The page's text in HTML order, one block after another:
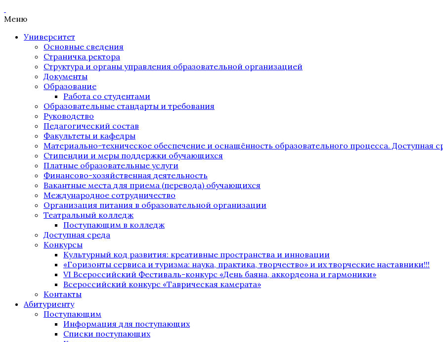
Меню
Университет
Основные сведения
Страничка ректора
Структура и органы управления образовательной организацией
Документы
Образование
Работа со студентами
Образовательные стандарты и требования
Руководство
Педагогический состав
Факультеты и кафедры
Материально-техническое обеспечение и оснащённость образовательного процесса. Доступная
Стипендии и меры поддержки обучающихся
Платные образовательные услуги
Финансово-хозяйственная деятельность
Вакантные места для приема (перевода) обучающихся
Международное сотрудничество
Организация питания в образовательной организации
Театральный колледж
Поступающим в колледж
Доступная среда
Конкурсы
Культурный код развития: креативные пространства и инновации
«Горизонты сервиса и туризма: наука, практика, творчество» и их творческие наставники!!!
VI Всероссийский Фестиваль-конкурс «День баяна, аккордеона и гармоники»
Всероссийский конкурс «Таврическая камерата»
Контакты
Абитуриенту
Поступающим
Информация для поступающих
Списки поступающих